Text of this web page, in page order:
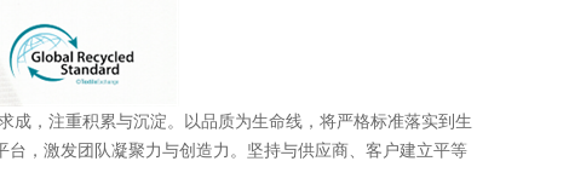
，注重积累与沉淀。以品质为生命线，将严格标准落实到生
，激发团队凝聚力与创造力。坚持与供应商、客户建立平等